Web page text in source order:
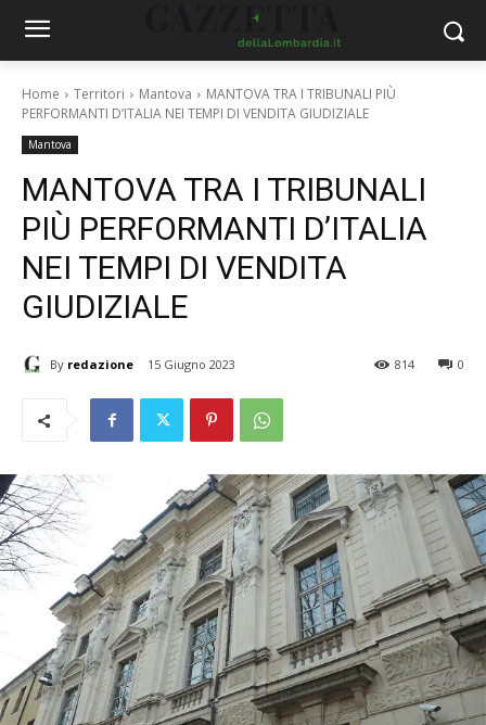
Home Territori Mantova
MANTOVA TRA I TRIBUNALI PIÙ
PERFORMANTI D’ITALIA NEI TEMPI DI VENDITA GIUDIZIALE
Mantova
MANTOVA TRA I TRIBUNALI
PIÙ PERFORMANTI D’ITALIA
NEI TEMPI DI VENDITA
GIUDIZIALE
By redazione 15 Giugno 2023 0
814